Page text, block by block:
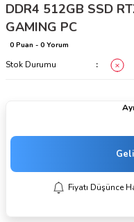
DDR4 512GB SSD
GAMING PC
0 Puan - 0 Yorum
Stok Durumu
Fiyatı Düşünce